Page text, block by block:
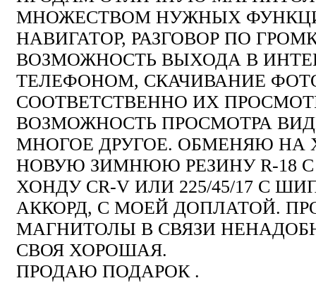
МНОЖЕСТВОМ НУЖНЫХ
НАВИГАТОР, РАЗГОВОР ПО
ВОЗМОЖНОСТЬ ВЫХОДА В
ТЕЛЕФОНОМ, СКАЧИВАНИЕ
СООТВЕТСТВЕННО ИХ
ВОЗМОЖНОСТЬ ПРОСМОТРА
МНОГОЕ ДРУГОЕ. ОБМЕНЯЮ
НОВУЮ ЗИМНЮЮ РЕЗИНУ R-18
ХОНДУ CR-V ИЛИ 225/45/17 С
АККОРД, С МОЕЙ ДОПЛАТОЙ.
МАГНИТОЛЫ В СВЯЗИ
СВОЯ ХОРОШАЯ.
ПРОДАЮ ПОДАРОК .